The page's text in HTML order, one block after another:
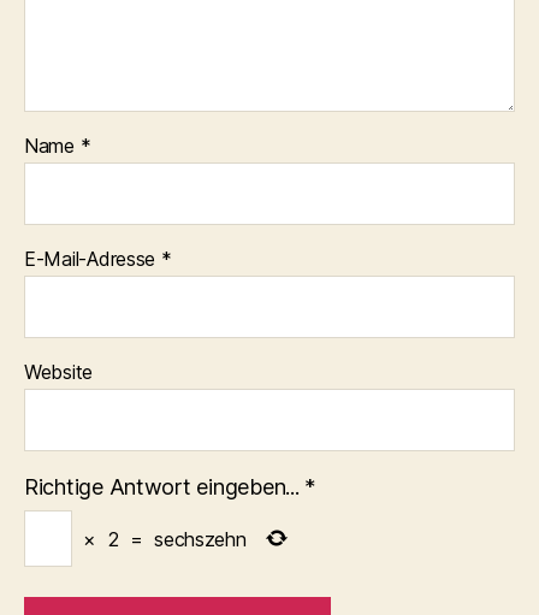
Name *
E-Mail-Adresse *
Website
Richtige Antwort eingeben... *
× 2 = sechszehn